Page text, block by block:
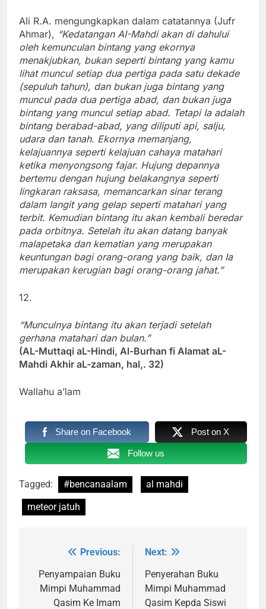
Ali R.A. mengungkapkan dalam catatannya (Jufr
Ahmar), “Kedatangan AI-Mahdi akan di dahului
oleh kemunculan bintang yang ekornya
menakjubkan, bukan seperti bintang yang kamu
lihat muncul setiap dua pertiga pada satu dekade
(sepuluh tahun), dan bukan juga bintang yang
muncul pada dua pertiga abad, dan bukan juga
bintang yang muncul setiap abad. Tetapi Ia adalah
bintang berabad-abad, yang diliputi api, salju,
udara dan tanah. Ekornya memanjang,
kelajuannya seperti kelajuan cahaya matahari
ketika menyongsong fajar. Hujung depannya
bertemu dengan hujung belakangnya seperti
Iingkaran raksasa, memancarkan sinar terang
dalam Iangit yang gelap seperti matahari yang
terbit. Kemudian bintang itu akan kembali beredar
pada orbitnya. Setelah itu akan datang banyak
malapetaka dan kematian yang merupakan
keuntungan bagi orang-orang yang baik, dan Ia
merupakan kerugian bagi orang-orang jahat.”
12.
“Munculnya bintang itu akan terjadi setelah
gerhana matahari dan bulan.”
(AL-Muttaqi aL-Hindi, Al-Burhan fi Alamat aL-
Mahdi Akhir aL-zaman, hal,. 32)
Wallahu a’lam
Share on Facebook Post on X
Follow us
Tagged: #bencanaalam
al mahdi
meteor jatuh
Navigasi
pos
Previous:
Penyampaian Buku
Mimpi Muhammad
Qasim Ke Imam
Next:
Penyerahan Buku
Mimpi Muhammad
Qasim Kepda Siswi